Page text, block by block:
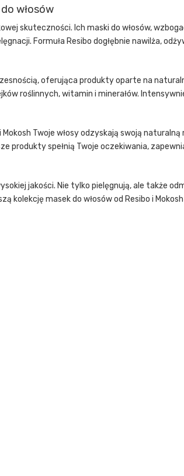
włosów
skuteczności. Ich maski do włosów,
Formuła Resibo dogłębnie nawilża,
oferująca produkty oparte na
roślinnych, witamin i minerałów.
Twoje włosy odzyskają swoją
produkty spełnią Twoje oczekiwania,
jakości. Nie tylko pielęgnują, ale także
kolekcję masek do włosów od Resibo i